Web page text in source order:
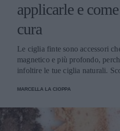
applicarle e
cura
Le ciglia finte sono accessori
magnetico e più profondo,
infoltire le tue ciglia naturali.
MARCELLA LA CIOPPA